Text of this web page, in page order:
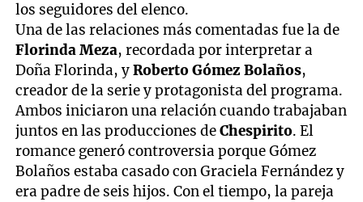
los seguidores del elenco.
Una de las relaciones más comentadas fue la de
Florinda Meza, recordada por interpretar a
Doña Florinda, yRoberto Gómez Bolaños,
creador de la serie y protagonista del programa.
Ambos iniciaron una relación cuando trabajaban
juntos en las producciones deChespirito. El
romance generó controversia porque Gómez
Bolaños estaba casado con Graciela Fernández y
era padre de seis hijos. Con el tiempo, la pareja